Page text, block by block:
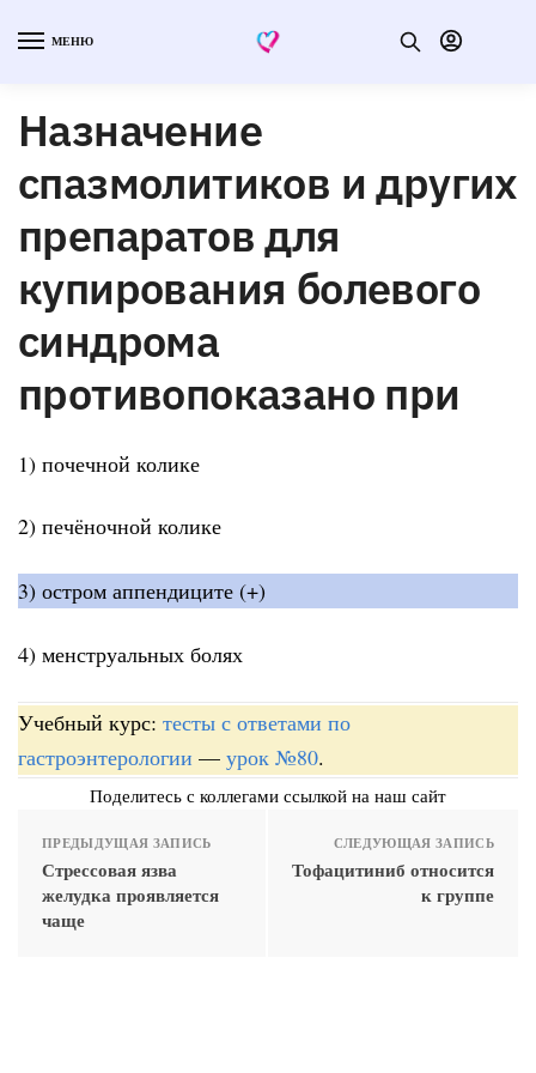
МЕНЮ
Назначение
спазмолитиков и других
препаратов для
купирования болевого
синдрома
противопоказано при
1) почечной колике
2) печёночной колике
3) остром аппендиците (+)
4) менструальных болях
Учебный курс: тесты с ответами по
гастроэнтерологии — урок №80.
Поделитесь с коллегами ссылкой на наш сайт
ПРЕДЫДУЩАЯ ЗАПИСЬ
Стpессовая язва
желудка пpоявляется
чаще
СЛЕДУЮЩАЯ ЗАПИСЬ
Тофацитиниб относится
к группе